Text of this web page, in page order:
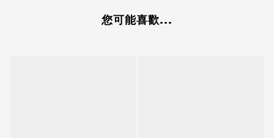
您可能喜歡...